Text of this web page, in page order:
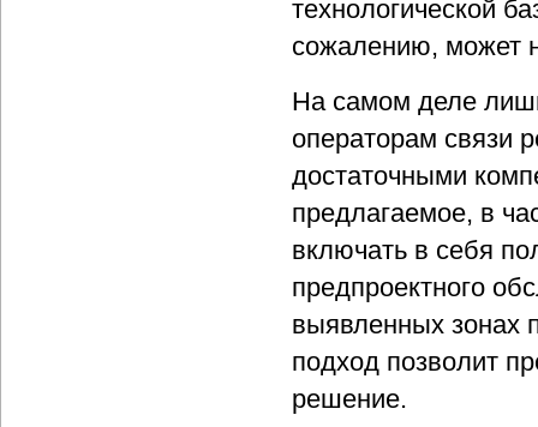
технологической
сожалению, может
На самом деле
операторам связи
достаточными
предлагаемое, в
включать в себя
предпроектного
выявленных зонах
подход позволит
решение.